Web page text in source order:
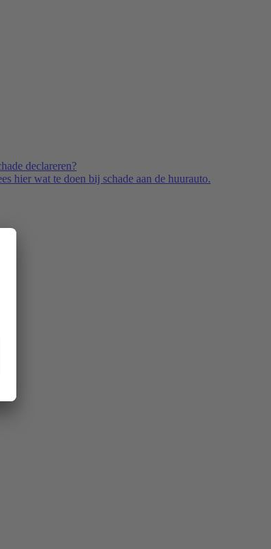
declareren?
hier wat te doen bij schade aan de huurauto.